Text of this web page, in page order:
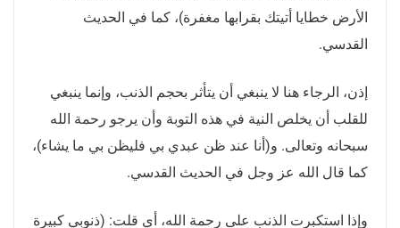
الأرض خطايا أتيتك بقرابها مغفرة)، كما في الحديث
القدسي.
إذن، الرجاء هنا لا ينبغي أن يتأثر بحجم الذنب، وإنما ينبغي
للقلب أن يخلص النية في هذه التوبة وأن يرجو رحمة الله
سبحانه وتعالى. و(أنا عند ظن عبدي بي فليظن بي ما يشاء)،
كما قال الله عز وجل في الحديث القدسي.
وإذا استكبرت الذنب على رحمة الله، أي قلت: (ذنوبي كبيرة